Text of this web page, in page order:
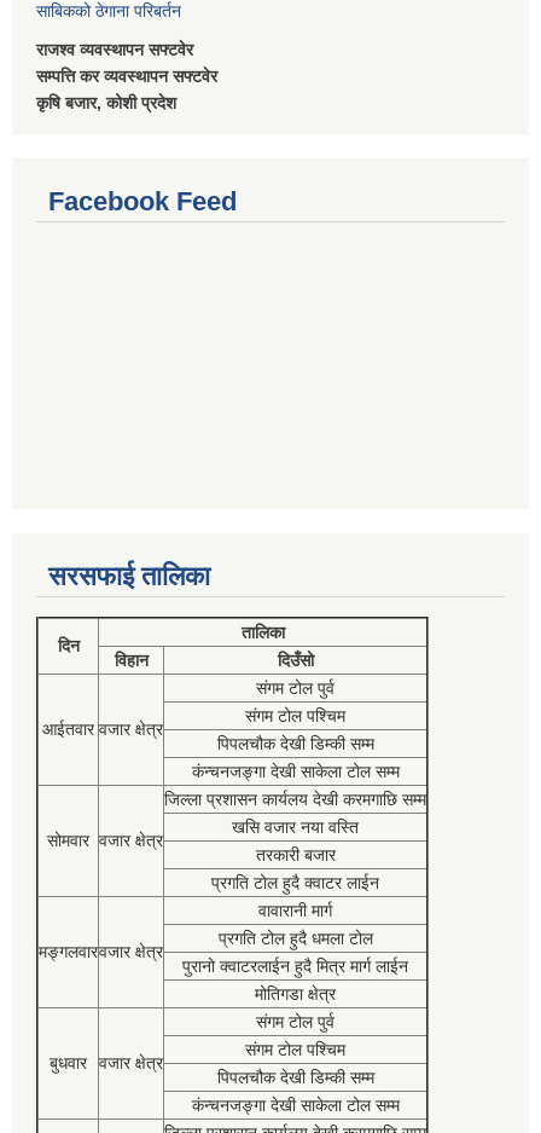
साबिकको ठेगाना परिबर्तन
राजश्व व्यवस्थापन सफ्टवेर
सम्पत्ति कर व्यवस्थापन सफ्टवेर
कृषि बजार, कोशी प्रदेश
Facebook Feed
सरसफाई तालिका
दिन
तालिका
विहान
दिउँसो
आईतवार वजार क्षेत्र
संगम टोल पुर्व
संगम टोल पश्चिम
पिपलचौक देखी डिम्की सम्म
कंन्चनजङ्गा देखी साकेला टोल सम्म
सोमवार वजार क्षेत्र
जिल्ला प्रशासन कार्यलय देखी करमगाछि सम्म
खसि वजार नया वस्ति
तरकारी बजार
प्रगति टोल हुदै क्वाटर लाईन
मङ्गलवारवजार क्षेत्र
वावारानी मार्ग
प्रगति टोल हुदै धमला टोल
पुरानो क्वाटरलाईन हुदै मित्र मार्ग लाईन
मोतिगडा क्षेत्र
बुधवार वजार क्षेत्र
संगम टोल पुर्व
संगम टोल पश्चिम
पिपलचौक देखी डिम्की सम्म
कंन्चनजङ्गा देखी साकेला टोल सम्म